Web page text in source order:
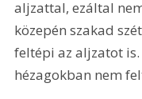
aljzattal, ezáltal
közepén szakad
feltépi az aljzatot is.
hézagokban nem